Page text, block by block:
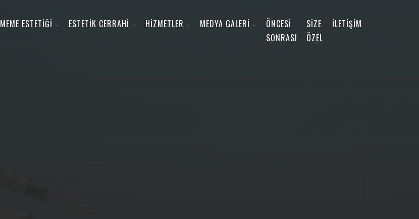
MEME ESTETİĞİ ESTETİK CERRAHİ HİZMETLER MEDYA GALERİ
ÖNCESİ
SONRASI
SİZE
ÖZEL
İLETİŞİM